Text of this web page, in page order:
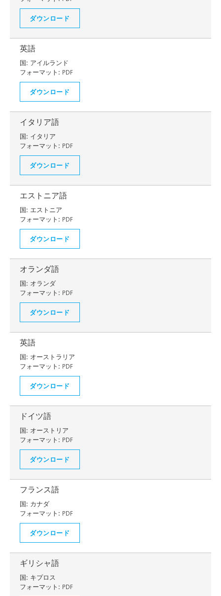
ダウンロード
英語
国: アイルランド
フォーマット: PDF
ダウンロード
イタリア語
国: イタリア
フォーマット: PDF
ダウンロード
エストニア語
国: エストニア
フォーマット: PDF
ダウンロード
オランダ語
国: オランダ
フォーマット: PDF
ダウンロード
英語
国: オーストラリア
フォーマット: PDF
ダウンロード
ドイツ語
国: オーストリア
フォーマット: PDF
ダウンロード
フランス語
国: カナダ
フォーマット: PDF
ダウンロード
ギリシャ語
国: キプロス
フォーマット: PDF